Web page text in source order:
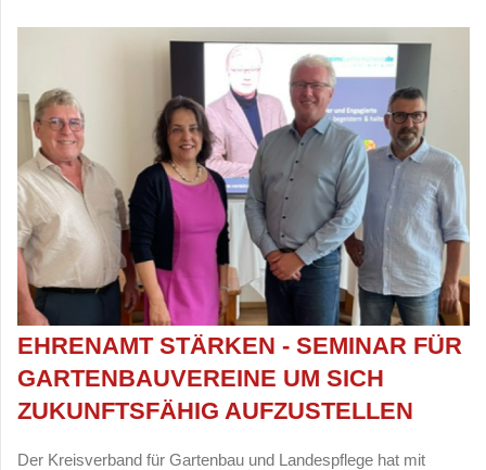
EHRENAMT STÄRKEN - SEMINAR FÜR
GARTENBAUVEREINE UM SICH
ZUKUNFTSFÄHIG AUFZUSTELLEN
Der Kreisverband für Gartenbau und Landespflege hat mit